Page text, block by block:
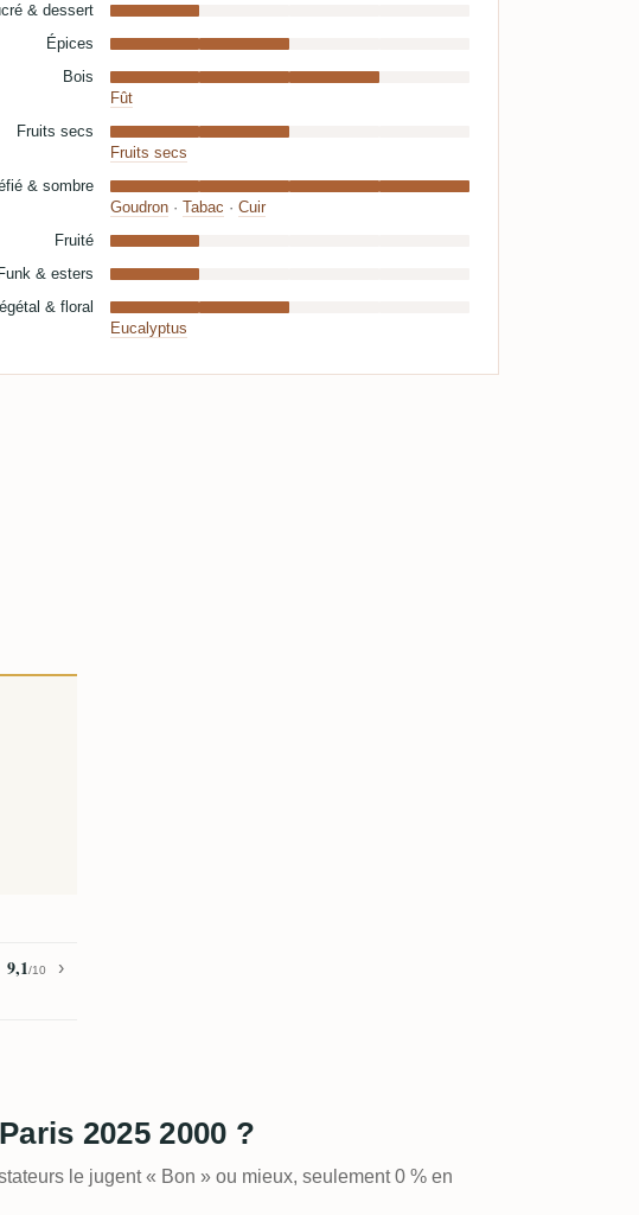
& dessert
Épices
Bois
Fût
Fruits secs
Fruits secs
& sombre
Goudron· Tabac · Cuir
Fruité
Funk & esters
& floral
Eucalyptus
9,1/10
2025 2000 ?
le jugent « Bon » ou mieux, seulement 0 % en